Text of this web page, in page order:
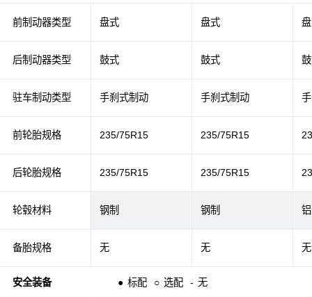
前制动器类型
后制动器类型
驻车制动类型
前轮胎规格
后轮胎规格
轮毂材料
备胎规格
安全装备 ● 标配 ○ 选配 - 无
盘式 盘式
鼓式 鼓式
手刹式制动 手刹式制动
235/75R15 235/75R15
235/75R15 235/75R15
钢制 钢制
无 无 无